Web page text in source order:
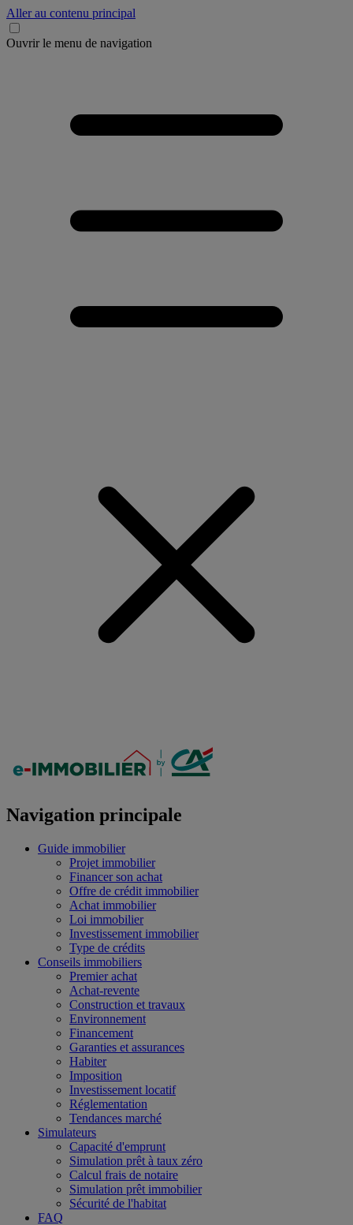
Aller au contenu principal
Ouvrir le menu de navigation
Navigation principale
Guide immobilier
Projet immobilier
Financer son achat
Offre de crédit immobilier
Achat immobilier
Loi immobilier
Investissement immobilier
Type de crédits
Conseils immobiliers
Premier achat
Achat-revente
Construction et travaux
Environnement
Financement
Garanties et assurances
Habiter
Imposition
Investissement locatif
Réglementation
Tendances marché
Simulateurs
Capacité d'emprunt
Simulation prêt à taux zéro
Calcul frais de notaire
Simulation prêt immobilier
Sécurité de l'habitat
FAQ